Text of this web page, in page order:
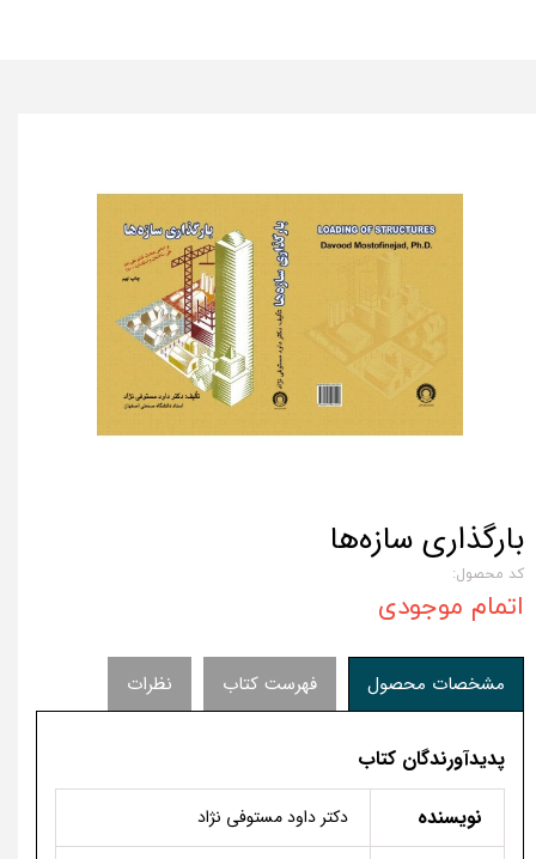
بارگذاری سازه‌ها
کد محصول:
اتمام موجودی
مشخصات محصول فهرست کتاب نظرات
پدیدآورندگان کتاب
نویسنده
دكتر داود مستوفی نژاد